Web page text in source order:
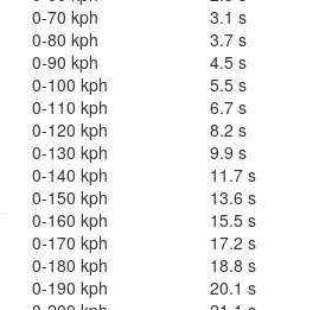
0-70 kph
3.1 s
0-80 kph
3.7 s
0-90 kph
4.5 s
0-100 kph
5.5 s
0-110 kph
6.7 s
0-120 kph
8.2 s
0-130 kph
9.9 s
0-140 kph
11.7 s
0-150 kph
13.6 s
0-160 kph
15.5 s
0-170 kph
17.2 s
0-180 kph
18.8 s
0-190 kph
20.1 s